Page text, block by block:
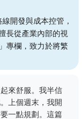
開發與成本控管，
長從產業內部的視
專欄，致力於將繁
來舒服。我半信
上個週末，我開
一點規劃。這篇